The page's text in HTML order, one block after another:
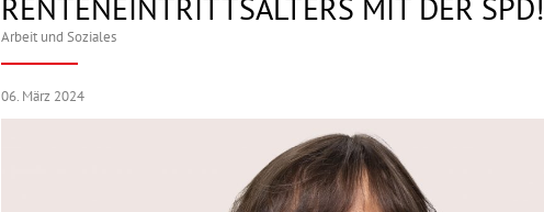
RENTENEINTRITTSALTERS MIT DER SPD!
Arbeit und Soziales
06. März 2024